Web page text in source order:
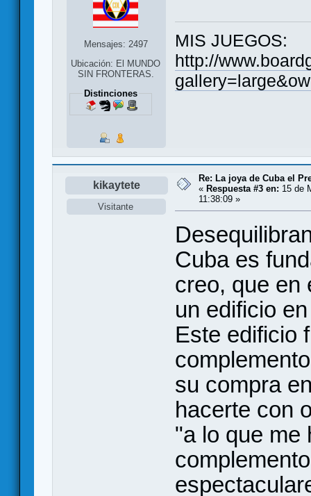
Mensajes: 2497
Ubicación: El MUNDO
SIN FRONTERAS.
Distinciones
MIS JUEGOS:
http://
kikaytete
Visitante
Re: La joya de Cuba el
« Respuesta #3 en: 15 de
11:38:09 »
Cuba es
creo, que en
un edificio
Este edificio
su compra
hacerte con
"a lo que me